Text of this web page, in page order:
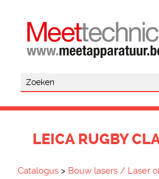
LEICA RUGBY
Catalogus > Bouw lasers / Laser